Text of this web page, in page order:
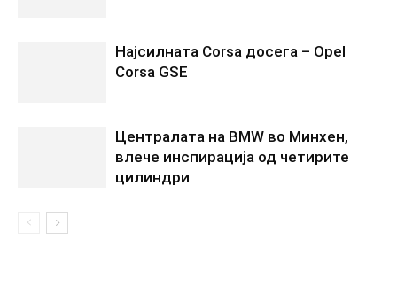
Најсилната Corsa досега – Opel
Corsa GSE
Централата на BMW во Минхен,
влече инспирација од четирите
цилиндри